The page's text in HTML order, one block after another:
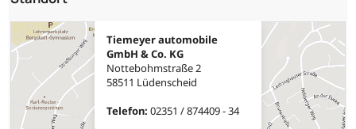
Tiemeyer automobile
GmbH & Co. KG
Nottebohmstraße 2
58511 Lüdenscheid
Telefon: 02351 / 874409 - 34